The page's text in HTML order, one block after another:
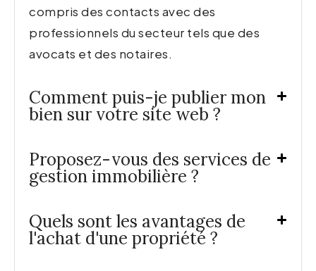
compris des contacts avec des
professionnels du secteur tels que des
avocats et des notaires.
Comment puis-je publier mon
bien sur votre site web ?
Proposez-vous des services de
gestion immobilière ?
Quels sont les avantages de
l'achat d'une propriété ?